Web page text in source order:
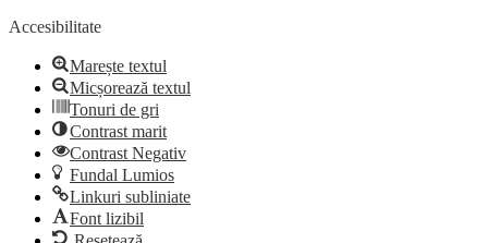
Accesibilitate
Marește textul
Micșorează textul
Tonuri de gri
Contrast marit
Contrast Negativ
Fundal Lumios
Linkuri subliniate
Font lizibil